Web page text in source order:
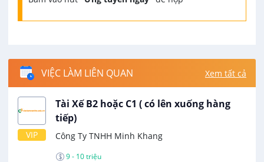
VIỆC LÀM LIÊN QUAN Xem tất cả
VIP
Tài Xế B2 hoặc C1 ( có lên xuống hàng
tiếp)
Công Ty TNHH Minh Khang
9 - 10 triệu